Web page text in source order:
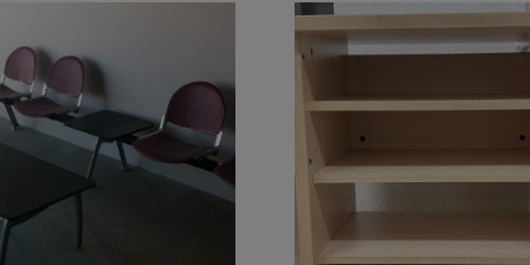
original
era:
479,00 €.
actual
es:
120,00 €.